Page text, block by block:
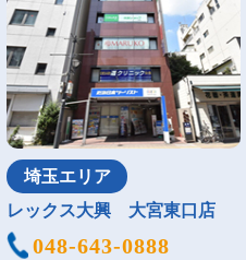
埼玉エリア
レックス大興 大宮東口店
048-643-0888